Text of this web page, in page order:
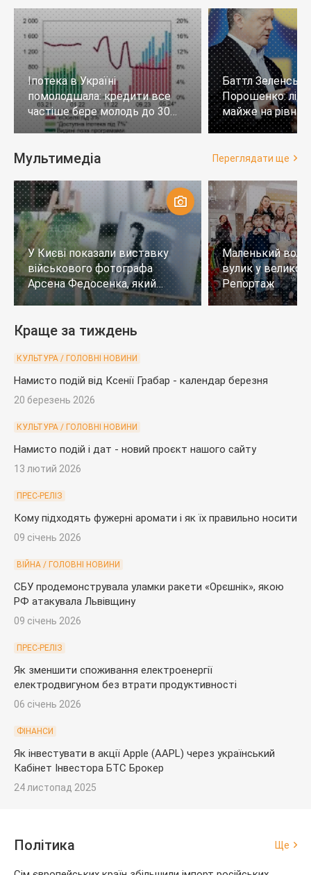
Іпотека в Україні
помолодшала: кредити все
частіше бере молодь до 30
років
Баттл
Порошенко:
майже на
тих, хто не
Мультимедіа Переглядати ще
У Києві показали виставку
військового фотографа
Арсена Федосенка, який
загинув на війні
Маленький
вулик у
Репортаж
Краще за тиждень
КУЛЬТУРА / ГОЛОВНІ НОВИНИ
Намисто подій від Ксенії Грабар - календар березня
20 березень 2026
КУЛЬТУРА / ГОЛОВНІ НОВИНИ
Намисто подій і дат - новий проєкт нашого сайту
13 лютий 2026
ПРЕС-РЕЛІЗ
Кому підходять фужерні аромати і як їх правильно носити
09 січень 2026
ВІЙНА / ГОЛОВНІ НОВИНИ
СБУ продемонструвала уламки ракети «Орєшнік», якою
РФ атакувала Львівщину
09 січень 2026
ПРЕС-РЕЛІЗ
Як зменшити споживання електроенергії
електродвигуном без втрати продуктивності
06 січень 2026
ФІНАНСИ
Як інвестувати в акції Apple (AAPL) через український
Кабінет Інвестора БТС Брокер
24 листопад 2025
Політика Ще